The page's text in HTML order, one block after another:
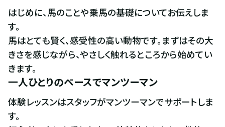
はじめに、馬のことや乗馬の基礎についてお伝えしま
す。
馬はとても賢く、感受性の高い動物です。まずはその大
きさを感じながら、やさしく触れるところから始めてい
きます。
一人ひとりのペースでマンツーマン
体験レッスンはスタッフがマンツーマンでサポートしま
す。